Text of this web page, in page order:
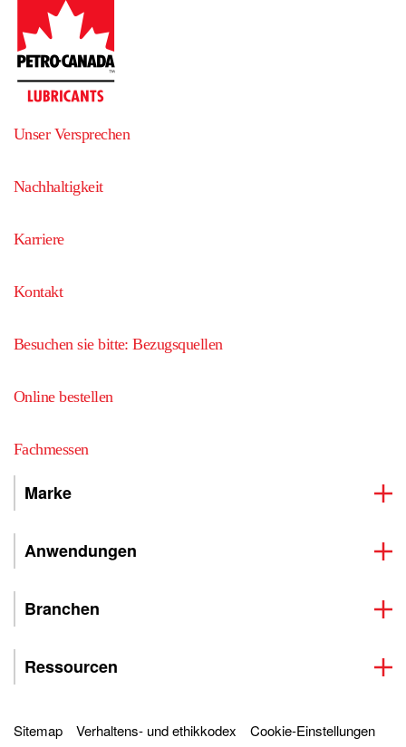
Unser Versprechen
Nachhaltigkeit
Karriere
Kontakt
Besuchen sie bitte: Bezugsquellen
Online bestellen
Fachmessen
Marke
Anwendungen
Branchen
Ressourcen
Sitemap Verhaltens- und ethikkodex
Cookie-Einstellungen